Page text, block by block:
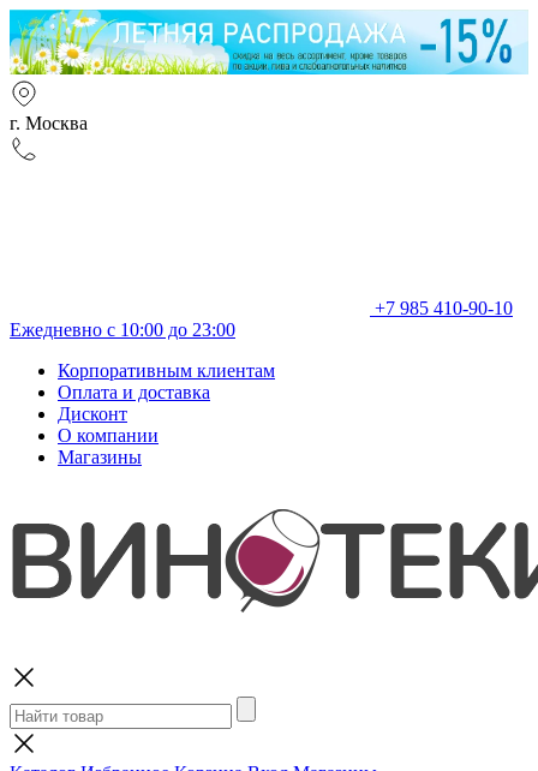
г. Москва
+7 985 410-90-10
Ежедневно с 10:00 до 23:00
Корпоративным клиентам
Оплата и доставка
Дисконт
О компании
Магазины